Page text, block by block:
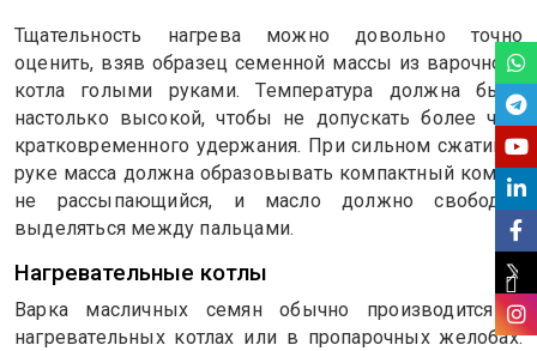
Тщательность нагрева можно довольно точно
оценить, взяв образец семенной массы из варочного
котла голыми руками. Температура должна быть
настолько высокой, чтобы не допускать более чем
кратковременного удержания. При сильном сжатии в
руке масса должна образовывать компактный комок,
не рассыпающийся, и масло должно свободно
выделяться между пальцами.
Нагревательные котлы
Варка масличных семян обычно производится в
нагревательных котлах или в пропарочных желобах.